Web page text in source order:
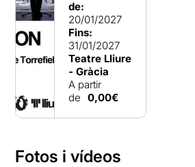
de:
20/01/2027
Fins:
31/01/2027
Teatre Lliure
- Gràcia
A partir
de 0,00€
Fotos i vídeos